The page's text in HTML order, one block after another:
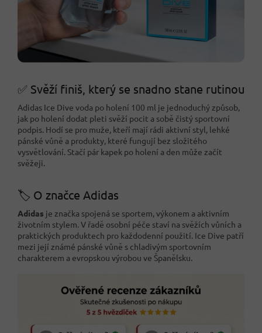
✅ Svěží finiš, který se snadno stane rutinou
Adidas Ice Dive voda po holení 100 ml je jednoduchý způsob,
jak po holení dodat pleti svěží pocit a sobě čistý sportovní
podpis. Hodí se pro muže, kteří mají rádi aktivní styl, lehké
pánské vůně a produkty, které fungují bez složitého
vysvětlování. Stačí pár kapek po holení a den může začít
svěžeji.
🏷️ O značce Adidas
Adidas je značka spojená se sportem, výkonem a aktivním
životním stylem. V řadě osobní péče staví na svěžích vůních a
praktických produktech pro každodenní použití. Ice Dive patří
mezi její známé pánské vůně s chladivým sportovním
charakterem a evropskou výrobou ve Španělsku.